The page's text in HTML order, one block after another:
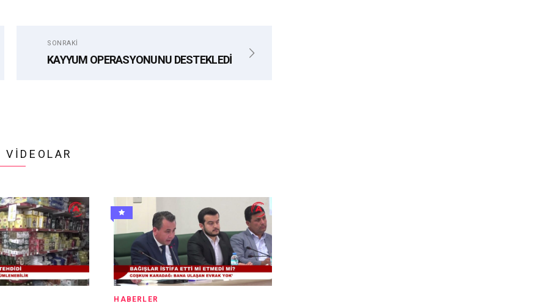
SONRAKI
KAYYUM OPERASYONUNU DESTEKLEDİ
VIDEOLAR
HABERLER